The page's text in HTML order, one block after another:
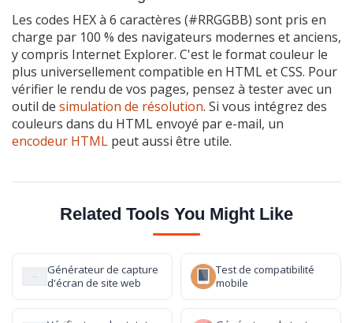
Les codes HEX à 6 caractères (#RRGGBB) sont pris en
charge par 100 % des navigateurs modernes et anciens,
y compris Internet Explorer. C'est le format couleur le
plus universellement compatible en HTML et CSS. Pour
vérifier le rendu de vos pages, pensez à tester avec un
outil de simulation de résolution. Si vous intégrez des
couleurs dans du HTML envoyé par e-mail, un
encodeur HTML peut aussi être utile.
Related Tools You Might Like
Générateur de capture
d'écran de site web
Test de compatibilité
mobile